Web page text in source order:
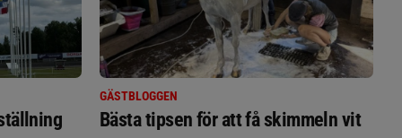
GÄSTBLOGGEN
Bästa tipsen för att få skimmeln vit